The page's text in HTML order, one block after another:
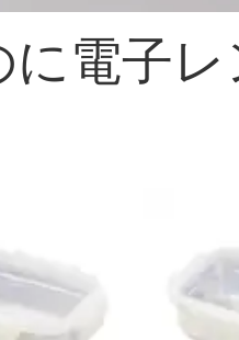
電子レ